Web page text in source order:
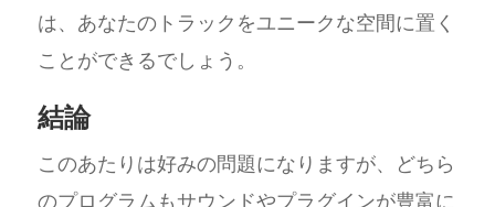
は、あなたのトラックをユニークな空間に置く
ことができるでしょう。
結論
このあたりは好みの問題になりますが、どちら
のプログラムもサウンドやプラグインが豊富に